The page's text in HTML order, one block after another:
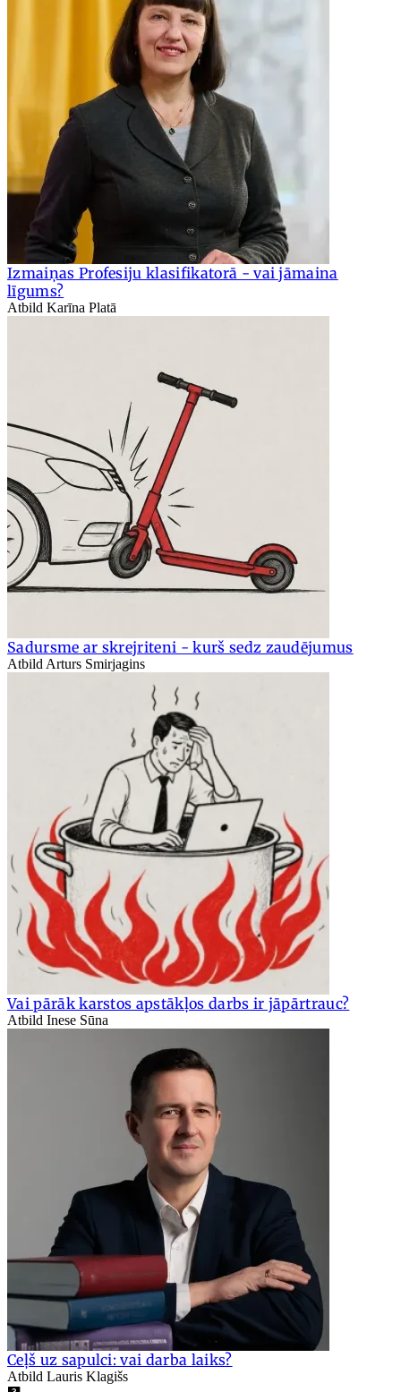
Izmaiņas Profesiju klasifikatorā - vai jāmaina
līgums?
Atbild Karīna Platā
Sadursme ar skrejriteni - kurš sedz zaudējumus
Atbild Arturs Smirjagins
Vai pārāk karstos apstākļos darbs ir jāpārtrauc?
Atbild Inese Sūna
Ceļš uz sapulci: vai darba laiks?
Atbild Lauris Klagišs